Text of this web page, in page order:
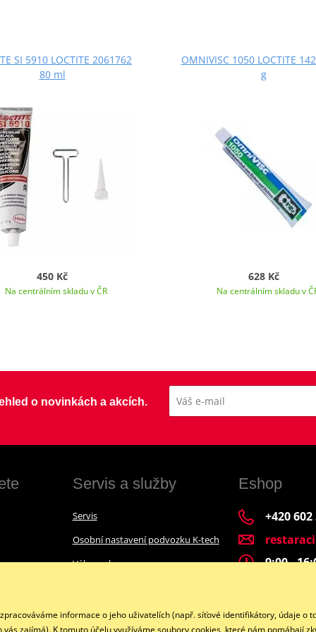
SI 5910 LOCTITE 2061762
80 ml
450 Kč
Na centrálním skladu v ČR
OMNIVISC 1050 LOCTITE
g
628 Kč
Na centrálním skladu v
o novinkách a akcích.
Servis a služby
Servis
Osobní nastavení podvozku K-tech
Výkup a bazar
Eshop
+420 602
9:00 -
Facebook
informace o jeho uživatelích (např. síťové identifikátory, údaje o
zajímá). K tomuto účelu využíváme soubory cookies, které nám pomáhají